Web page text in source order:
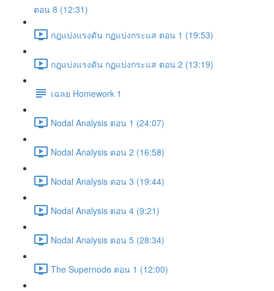
ตอน 8 (12:31)
กฎแบ่งแรงดัน กฏแบ่งกระแส ตอน 1 (19:53)
กฎแบ่งแรงดัน กฏแบ่งกระแส ตอน 2 (13:19)
เฉลย Homework 1
Nodal Analysis ตอน 1 (24:07)
Nodal Analysis ตอน 2 (16:58)
Nodal Analysis ตอน 3 (19:44)
Nodal Analysis ตอน 4 (9:21)
Nodal Analysis ตอน 5 (28:34)
The Supernode ตอน 1 (12:00)